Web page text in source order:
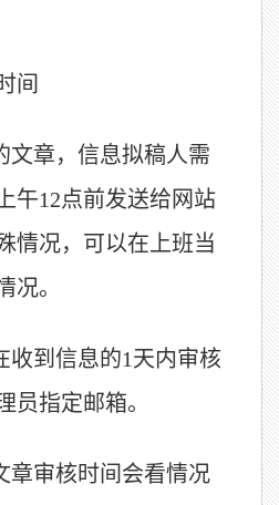
间
文章，信息拟稿人需
午12点前发送给网站
情况，可以在上班当
况。
收到信息的1天内审核
员指定邮箱。
章审核时间会看情况